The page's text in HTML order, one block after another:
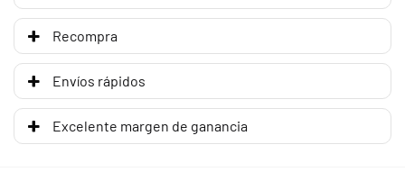
Recompra
Envíos rápidos
Excelente margen de ganancia